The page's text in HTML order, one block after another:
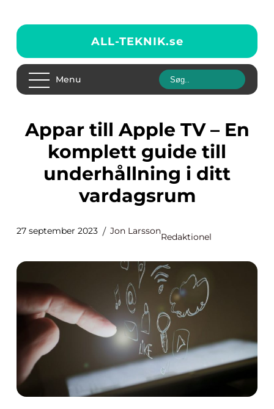
ALL-TEKNIK.se
Menu
Appar till Apple TV – En
komplett guide till
underhållning i ditt
vardagsrum
27 september 2023 Jon Larsson
Redaktionel